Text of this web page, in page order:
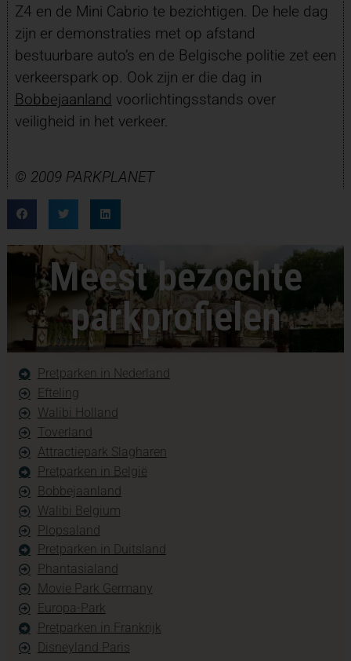
Z4 en de Mini Cabrio te bezichtigen. De hele dag
zijn er demonstraties met op afstand
bestuurbare auto’s en de Belgische politie zet een
verkeerspark op. Ook zijn er die dag in
Bobbejaanland voorlichtingsstands over
veiligheid in het verkeer.
© 2009 PARKPLANET
Meest bezochte
parkprofielen
Pretparken in Nederland
Efteling
Walibi Holland
Toverland
Attractiepark Slagharen
Pretparken in België
Bobbejaanland
Walibi Belgium
Plopsaland
Pretparken in Duitsland
Phantasialand
Movie Park Germany
Europa-Park
Pretparken in Frankrijk
Disneyland Paris